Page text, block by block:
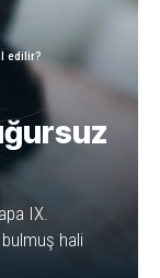
edilir?
IX.
hali